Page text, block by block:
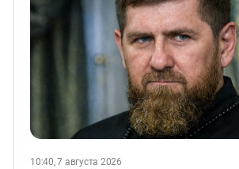
10:40, 7 августа 2026